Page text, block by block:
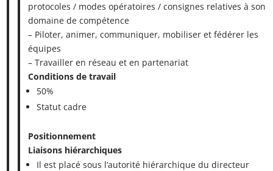
protocoles / modes opératoires / consignes relatives à son
domaine de compétence
– Piloter, animer, communiquer, mobiliser et fédérer les
équipes
– Travailler en réseau et en partenariat
Conditions de travail
50%
Statut cadre
Positionnement
Liaisons hiérarchiques
Il est placé sous l’autorité hiérarchique du directeur